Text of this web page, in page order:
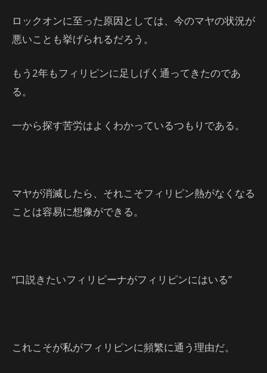
ロックオンに至った原因としては、今のマヤの状況が
悪いことも挙げられるだろう。
もう2年もフィリピンに足しげく通ってきたのであ
る。
一から探す苦労はよくわかっているつもりである。
マヤが消滅したら、それこそフィリピン熱がなくなる
ことは容易に想像ができる。
“口説きたいフィリピーナがフィリピンにはいる”
これこそが私がフィリピンに頻繁に通う理由だ。